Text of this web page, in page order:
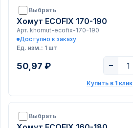
Выбрать
Хомут ECOFIX 170-190
Арт. khomut-ecofix-170-190
Доступно к заказу
Ед. изм.: 1 шт
50,97 ₽ −
Купить в 1 клик
Выбрать